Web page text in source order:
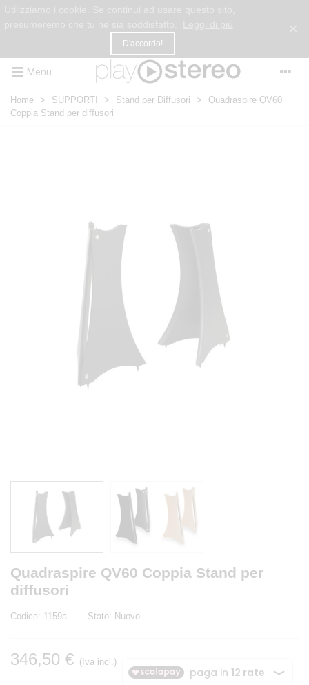
D'accordo!
Menu
Home > SUPPORTI > Stand per Diffusori >
Quadraspire QV60
Coppia Stand per diffusori
Quadraspire QV60 Coppia Stand per
diffusori
Codice: 1159a Stato: Nuovo
346,50 € (Iva incl.)